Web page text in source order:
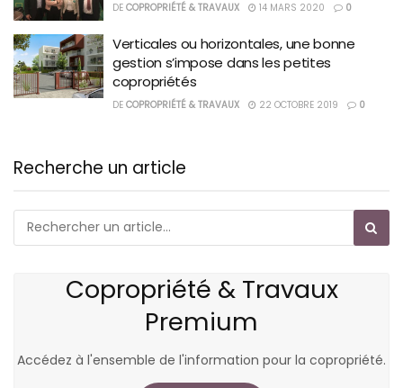
DE COPROPRIÉTÉ & TRAVAUX 14 MARS 2020 0
Verticales ou horizontales, une bonne
gestion s’impose dans les petites
copropriétés
DE COPROPRIÉTÉ & TRAVAUX 22 OCTOBRE 2019 0
Recherche un article
Copropriété & Travaux
Premium
Accédez à l'ensemble de l'information pour la copropriété.